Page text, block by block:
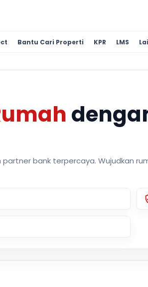
Bantu Cari Properti KPR LMS
bank terpercaya. Wujudkan